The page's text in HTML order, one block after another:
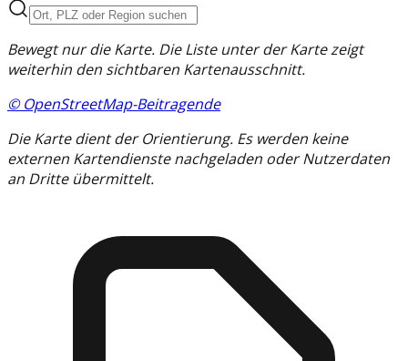
Bewegt nur die Karte. Die Liste unter der Karte zeigt
weiterhin den sichtbaren Kartenausschnitt.
© OpenStreetMap-Beitragende
Die Karte dient der Orientierung. Es werden keine
externen Kartendienste nachgeladen oder Nutzerdaten
an Dritte übermittelt.